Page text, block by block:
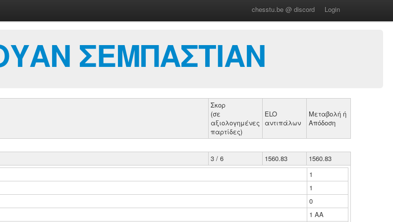
chesstu.be @ discord Login
ΣΕΜΠΑΣΤΙΑΝ
Σκορ
(σε
αξιολογημένες
παρτίδες)
ELO
αντιπάλων
Μεταβολή ή
Απόδοση
3 / 6 1560.83
1560.83
1
1
0
1 ΑΑ